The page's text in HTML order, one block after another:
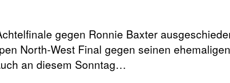
gegen Ronnie Baxter
North-West Final gegen seinen
an diesem Sonntag…